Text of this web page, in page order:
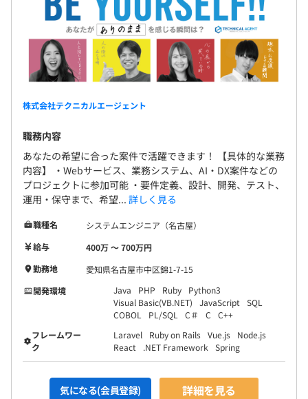
株式会社テクニカルエージェント
職務内容
あなたの希望に合った案件で活躍できます！ 【具体的な業務
内容】 ・Webサービス、業務システム、AI・DX案件などの
プロジェクトに参加可能 ・要件定義、設計、開発、テスト、
運用・保守まで、希望... 詳しく見る
職種名
システムエンジニア（名古屋）
給与
400万 〜 700万円
勤務地
愛知県名古屋市中区錦1-7-15
開発環境
Java PHP Ruby
Python3
Visual Basic(VB.NET)
JavaScript
SQL
COBOL
PL/SQL C＃ C
C++
フレームワー
ク
Laravel Ruby on Rails Vue.js
Node.js
React
.NET Framework Spring
気になる(会員登録) 詳細を見る